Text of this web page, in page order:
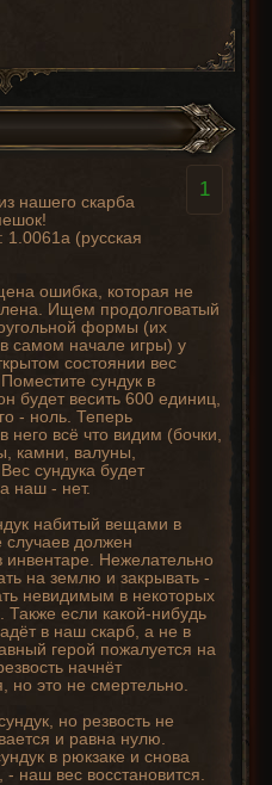
1
нашего скарба
1.0061а (русская
ошибка, которая не
Ищем продолговатый
формы (их
самом начале игры) у
состоянии вес
сундук в
будет весить 600 единиц,
- ноль. Теперь
него всё что видим (бочки,
камни, валуны,
сундука будет
наш - нет.
набитый вещами в
случаев должен
инвентаре. Нежелательно
на землю и закрывать -
невидимым в некоторых
Также если какой-нибудь
в наш скарб, а не в
герой пожалуется на
начнёт
но это не смертельно.
но резвость не
и равна нулю.
в рюкзаке и снова
- наш вес восстановится.